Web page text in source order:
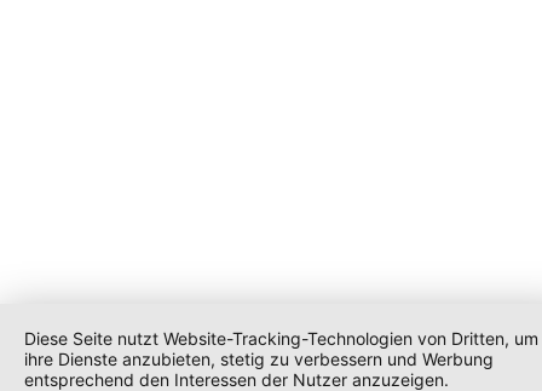
Diese Seite nutzt Website-Tracking-Technologien von Dritten, um
ihre Dienste anzubieten, stetig zu verbessern und Werbung
entsprechend den Interessen der Nutzer anzuzeigen.